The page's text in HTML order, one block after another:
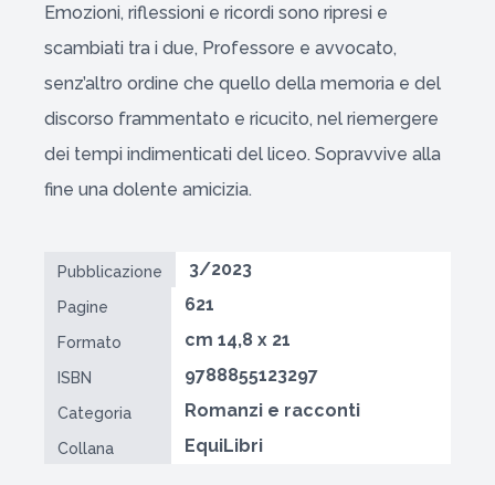
Emozioni, riflessioni e ricordi sono ripresi e
scambiati tra i due, Professore e avvocato,
senz’altro ordine che quello della memoria e del
discorso frammentato e ricucito, nel riemergere
dei tempi indimenticati del liceo. Sopravvive alla
fine una dolente amicizia.
Pubblicazione 3/2023
Pagine 621
Formato cm 14,8 x 21
ISBN 9788855123297
Categoria Romanzi e racconti
Collana EquiLibri